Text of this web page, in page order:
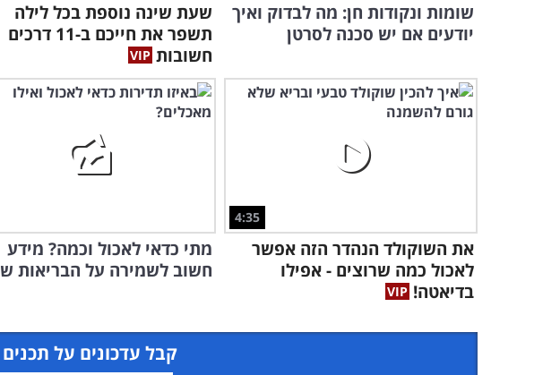
שומות ונקודות חן: מה לבדוק ואיך
יודעים אם יש סכנה לסרטן
שעת שינה נוספת בכל לילה
תשפר את חייכם ב-11 דרכים
חשובות
4:35
את השוקולד הנהדר הזה אפשר
לאכול כמה שרוצים - אפילו
בדיאטה!
מתי כדאי לאכול וכמה? מידע
חשוב לשמירה על הבריאות
קבל עדכונים על